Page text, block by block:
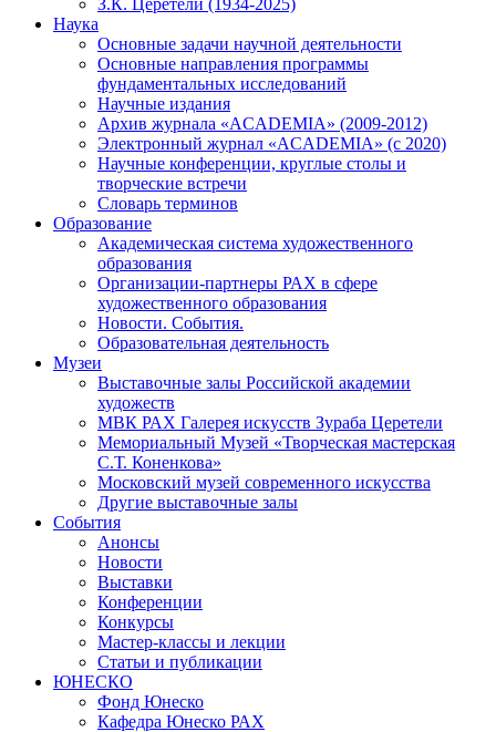
Наука
Основные задачи научной деятельности
Основные направления программы
фундаментальных исследований
Научные издания
Архив журнала «ACADEMIA» (2009-2012)
Электронный журнал «ACADEMIA» (с 2020)
Научные конференции, круглые столы и
творческие встречи
Словарь терминов
Образование
Академическая система художественного
образования
Организации-партнеры РАХ в сфере
художественного образования
Новости. События.
Образовательная деятельность
Музеи
Выставочные залы Российской академии
художеств
МВК РАХ Галерея искусств Зураба Церетели
Мемориальный Музей «Творческая мастерская
С.Т. Коненкова»
Московский музей современного искусства
Другие выставочные залы
События
Анонсы
Новости
Выставки
Конференции
Конкурсы
Мастер-классы и лекции
Статьи и публикации
ЮНЕСКО
Фонд Юнеско
Кафедра Юнеско РАХ